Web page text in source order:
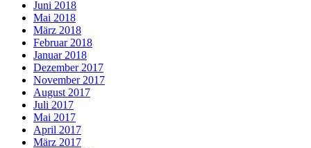
Juni 2018
Mai 2018
März 2018
Februar 2018
Januar 2018
Dezember 2017
November 2017
August 2017
Juli 2017
Mai 2017
April 2017
März 2017